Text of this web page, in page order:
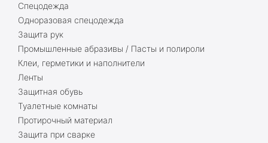
Спецодежда
Одноразовая спецодежда
Защита рук
Промышленные абразивы / Пасты и полироли
Клеи, герметики и наполнители
Ленты
Защитная обувь
Туалетные комнаты
Протирочный материал
Защита при сварке